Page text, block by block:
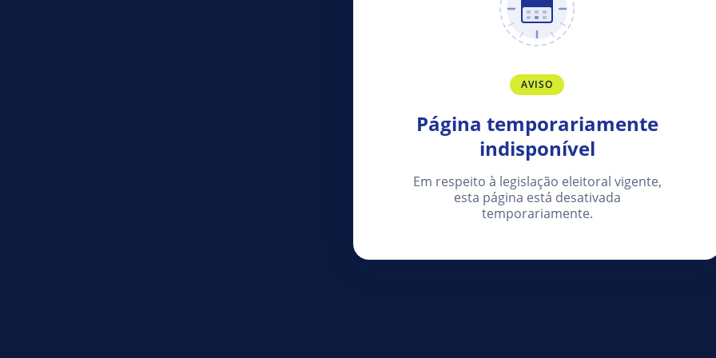
AVISO
Página temporariamente
indisponível
Em respeito à legislação eleitoral vigente,
esta página está desativada
temporariamente.